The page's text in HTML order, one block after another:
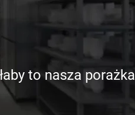
to nasza porażka